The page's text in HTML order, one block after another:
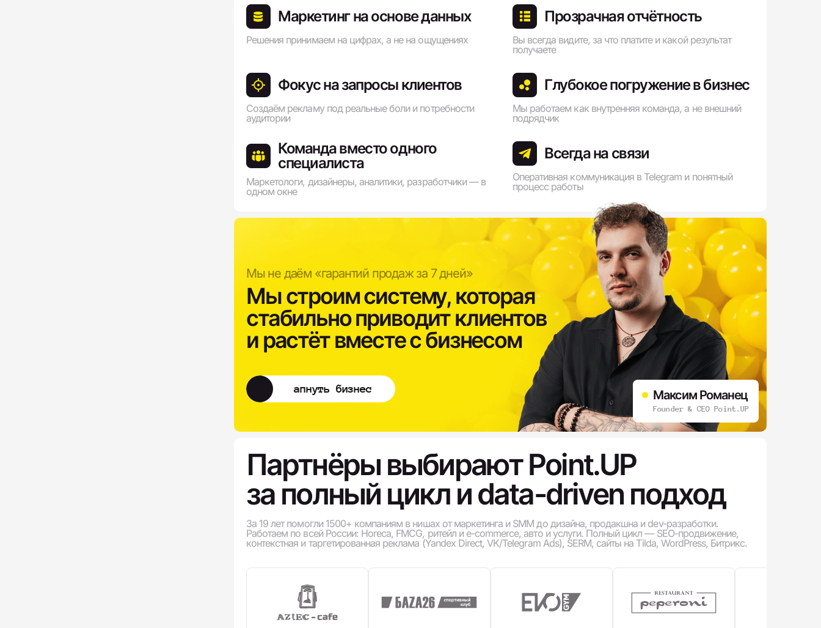
Маркетинг на основе данных
Решения принимаем на цифрах, а не на ощущениях
Прозрачная отчётность
Вы всегда видите, за что платите и какой результат
получаете
Фокус на запросы клиентов
Создаём рекламу под реальные боли и потребности
аудитории
Глубокое погружение в бизнес
Мы работаем как внутренняя команда, а не внешний
подрядчик
Команда вместо одного
специалиста
Маркетологи, дизайнеры, аналитики, разработчики — в
одном окне
Всегда на связи
Оперативная коммуникация в Telegram и понятный
процесс работы
Мы строим систему, которая
стабильно приводит клиентов
и растёт вместе с бизнесом
Мы не даём «гарантий продаж за 7 дней»
Максим Романец
Founder & CEO Point.UP
апнуть бизнес
За 19 лет помогли 1500+ компаниям в нишах от маркетинга и SMM до дизайна, продакшна и dev-разработки.
Работаем по всей России: Horeca, FMCG, ритейл и e-commerce, авто и услуги. Полный цикл — SEO-продвижение,
контекстная и таргетированная реклама (Yandex Direct, VK/Telegram Ads), SERM, сайты на Tilda, WordPress, Битрикс.
Партнёры выбирают Point.UP
за полный цикл и data-driven подход